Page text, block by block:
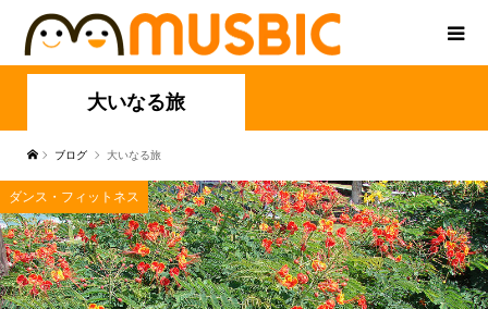
大いなる旅
ブログ 大いなる旅
ダンス・フィットネス